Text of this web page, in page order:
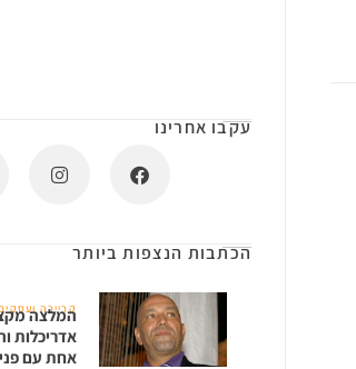
עקבו אחרינו
הכתבות הנצפות ביותר
קריירה
אדריכלות
אחת עם